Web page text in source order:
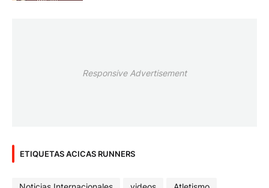
Responsive Advertisement
ETIQUETAS ACICAS RUNNERS